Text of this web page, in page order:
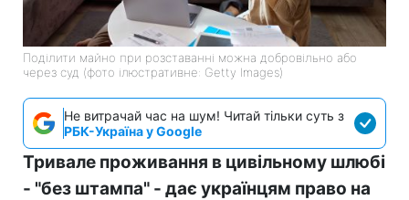
Поділити майно при розставанні можна добровільно або
через суд (фото ілюстративне: Getty Images)
Не витрачай час на шум! Читай тільки суть з
РБК-Україна у Google
Тривале проживання в цивільному шлюбі
- "без штампа" - дає українцям право на